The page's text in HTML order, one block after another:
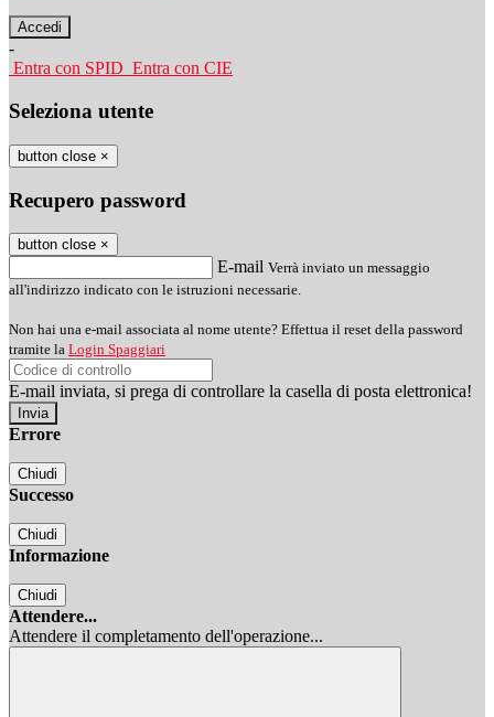
-
Entra con SPID Entra con CIE
Seleziona utente
button close ×
Recupero password
button close ×
E-mail Verrà inviato un messaggio
all'indirizzo indicato con le istruzioni necessarie.
Non hai una e-mail associata al nome utente? Effettua il reset della password
tramite la Login Spaggiari
E-mail inviata, si prega di controllare la casella di posta elettronica!
Errore
Chiudi
Successo
Chiudi
Informazione
Chiudi
Attendere...
Attendere il completamento dell'operazione...